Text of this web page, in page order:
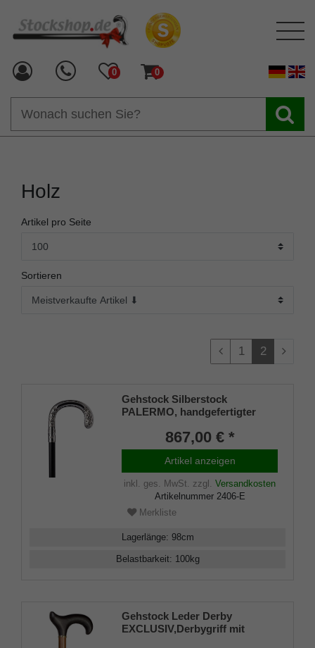
0 0
Holz
Artikel pro Seite
Sortieren
1 2
Gehstock Silberstock
PALERMO, handgefertigter
925/1000 Sterling Silber mit fein
eingearbeiteten Blätterformen
am vorderen und hinteren Teil,
aufgesetzt auf einen Stock aus
edlem Makassar Ebenholz,
inklusiv Schlank
867,00 € *
Artikel anzeigen
inkl. ges. MwSt. zzgl. Versandkosten
Artikelnummer 2406-E
Merkliste
Lagerlänge: 98cm
Belastbarkeit: 100kg
Gehstock Leder Derby
EXCLUSIV,Derbygriff mit